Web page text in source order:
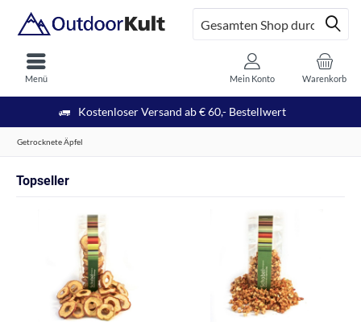
Kostenloser Versand ab € 60,- Bestellwert
Menü Warenkorb
Mein Konto
Getrocknete Äpfel
Topseller